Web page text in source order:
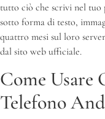
tutto ciò che scrivi nel
sotto forma di testo,
quattro mesi sul loro
dal sito web ufficiale.
Come Usare
Telefono